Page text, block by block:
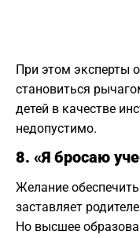
При этом эксперты
становиться
детей в качестве
недопустимо.
8. «Я бросаю
Желание
заставляет
Но высшее